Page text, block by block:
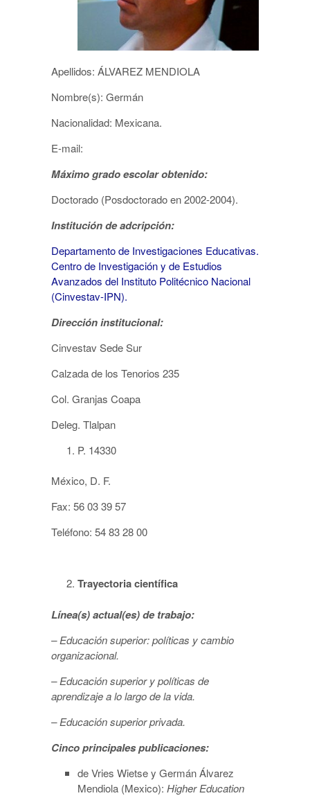
Apellidos: ÁLVAREZ MENDIOLA
Nombre(s): Germán
Nacionalidad: Mexicana.
E-mail:
Máximo grado escolar obtenido:
Doctorado (Posdoctorado en 2002-2004).
Institución de adcripción:
Departamento de Investigaciones Educativas.
Centro de Investigación y de Estudios
Avanzados del Instituto Politécnico Nacional
(Cinvestav-IPN).
Dirección institucional:
Cinvestav Sede Sur
Calzada de los Tenorios 235
Col. Granjas Coapa
Deleg. Tlalpan
P. 14330
México, D. F.
Fax: 56 03 39 57
Teléfono: 54 83 28 00
Trayectoria científica
Línea(s) actual(es) de trabajo:
– Educación superior: políticas y cambio
organizacional.
– Educación superior y políticas de
aprendizaje a lo largo de la vida.
– Educación superior privada.
Cinco principales publicaciones:
de Vries Wietse y Germán Álvarez
Mendiola (Mexico): Higher Education